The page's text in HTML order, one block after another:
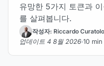
유망한 5가지 토큰과
를 살펴봅니다.
작성자: Riccardo Curatolo
업데이트 4 8월 2026 10